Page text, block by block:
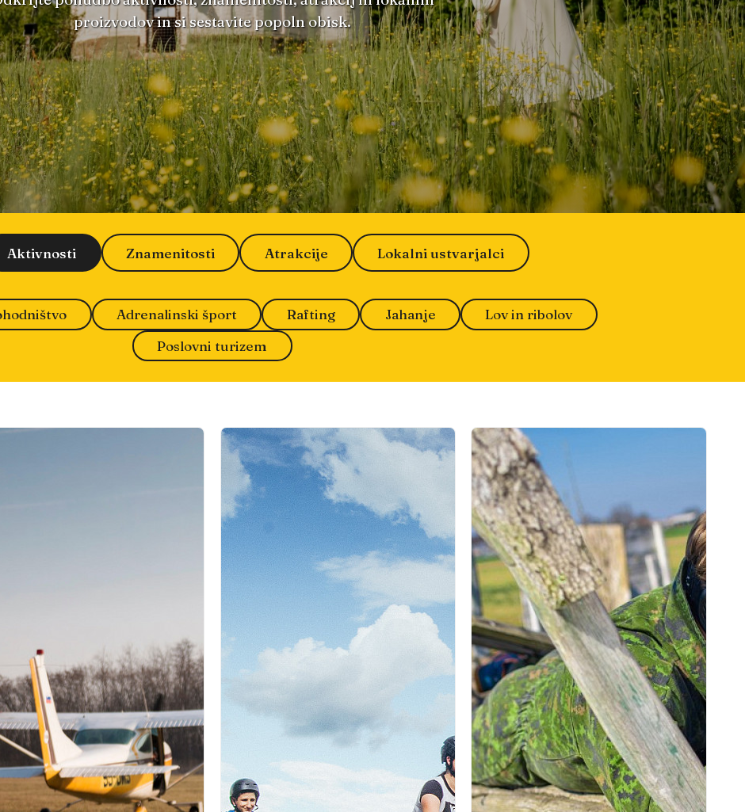
proizvodov in si sestavite popoln obisk.
Aktivnosti Znamenitosti Atrakcije Lokalni ustvarjalci
Adrenalinski šport Rafting Jahanje
Lov in ribolov
Poslovni turizem